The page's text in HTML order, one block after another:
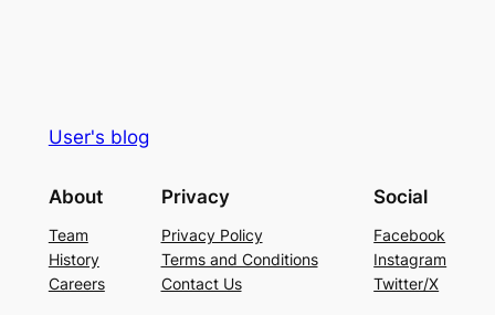
User's blog
About
Team
History
Careers
Privacy
Privacy Policy
Terms and Conditions
Contact Us
Social
Facebook
Instagram
Twitter/X